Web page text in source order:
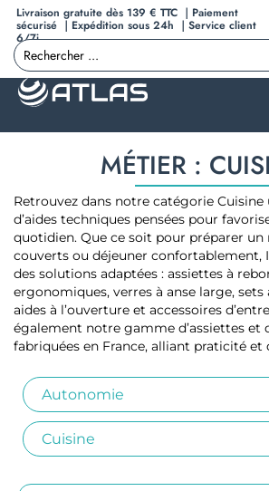
Livraison gratuite dès 139 € TTC ｜Paiement
sécurisé ｜Expédition sous 24h ｜Service client
6/7j
MÉTIER :
Retrouvez dans notre catégorie
d’aides techniques pensées pour
quotidien. Que ce soit pour préparer un
couverts ou déjeuner confortablement,
des solutions adaptées : assiettes à
ergonomiques, verres à anse large, sets
aides à l’ouverture et accessoires
également notre gamme d’assiettes et
fabriquées en France, alliant praticité et